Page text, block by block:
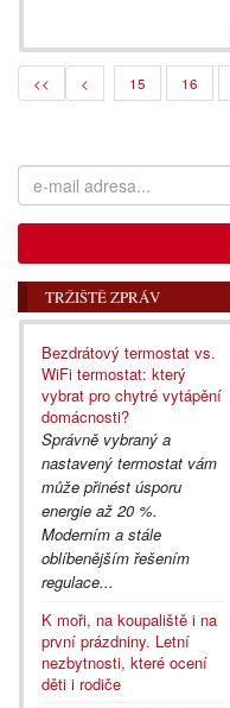
<< < 15 16
TRŽIŠTĚ ZPRÁV
Bezdrátový termostat vs.
WiFi termostat: který
vybrat pro chytré vytápění
domácnosti?
Správně vybraný a
nastavený termostat vám
může přinést úsporu
energie až 20 %.
Moderním a stále
oblíbenějším řešením
regulace...
K moři, na koupaliště i na
první prázdniny. Letní
nezbytnosti, které ocení
děti i rodiče